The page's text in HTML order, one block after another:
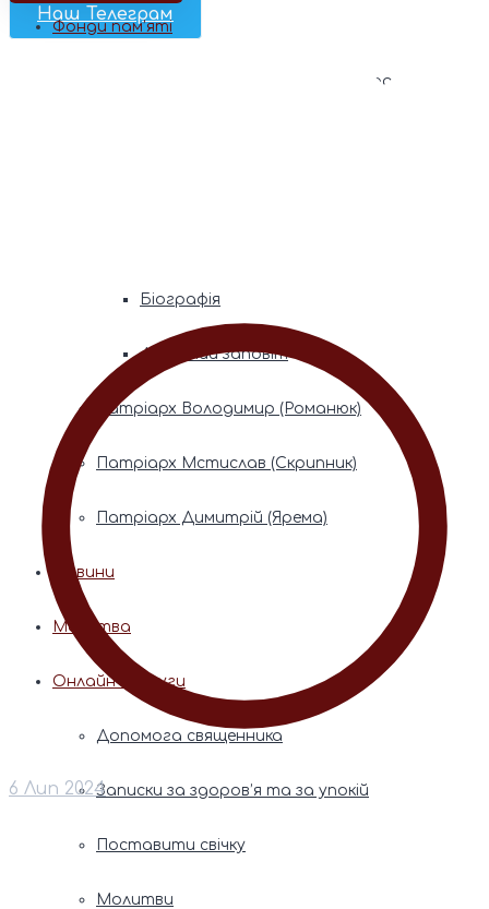
Наш Телеграм
Фонди пам’яті
Митрополита Володимира (Сабодана)
Біографія
Духовний заповіт
Патріарх Володимир (Романюк)
Патріарх Мстислав (Скрипник)
Патріарх Димитрій (Ярема)
Новини
Молитва
Онлайн послуги
Допомога священника
Записки за здоров’я та за упокій
Поставити свічку
Молитви
6 Лип 2024